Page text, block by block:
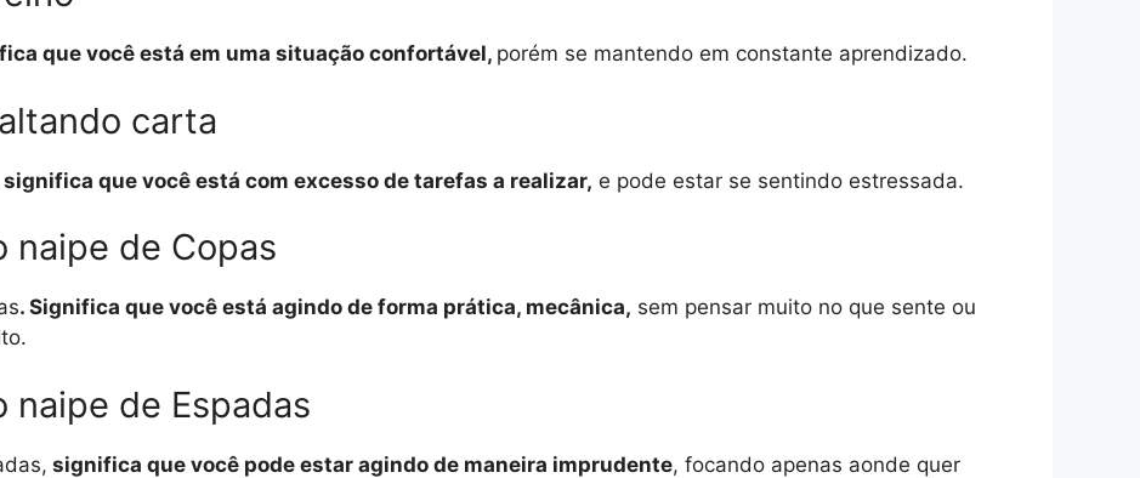
que você está em uma situação confortável, porém se mantendo em constante aprendizado.
carta
significa que você está com excesso de tarefas a realizar, e pode estar se sentindo estressada.
naipe de Copas
. Significa que você está agindo de forma prática, mecânica, sem pensar muito no que sente ou
naipe de Espadas
significa que você pode estar agindo de maneira imprudente, focando apenas aonde quer